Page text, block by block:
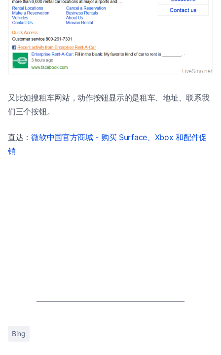
又比如搜租车网站，动作按钮显示的是租车、地址、联系我
们三个按钮。
直达：微软中国官方商城 - 购买 Surface、Xbox 和配件促
销
Bing